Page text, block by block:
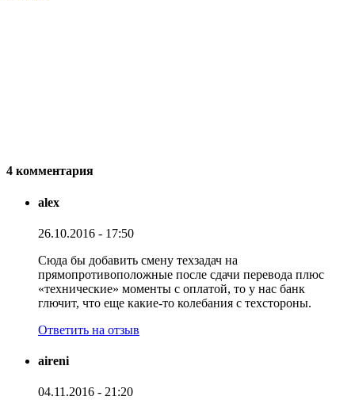
4 комментария
alex
26.10.2016 - 17:50
Сюда бы добавить смену техзадач на
прямопротивоположные после сдачи перевода плюс
«технические» моменты с оплатой, то у нас банк
глючит, что еще какие-то колебания с техстороны.
Ответить на отзыв
aireni
04.11.2016 - 21:20